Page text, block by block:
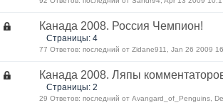
Канада 2008. Россия Чемпион!
Страницы: 4
77 Ответов: последний от Zidane911, Jan 26 2009
Канада 2008. Ляпы
Страницы: 2
29 Ответов: последний от Avangard_of_Penguins,